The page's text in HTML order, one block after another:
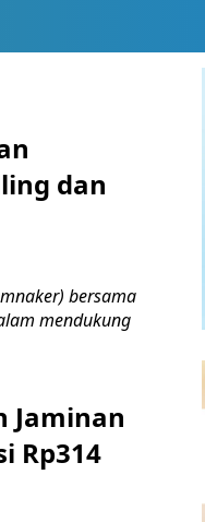
dan
bersama
mendukung
Jaminan
Rp314